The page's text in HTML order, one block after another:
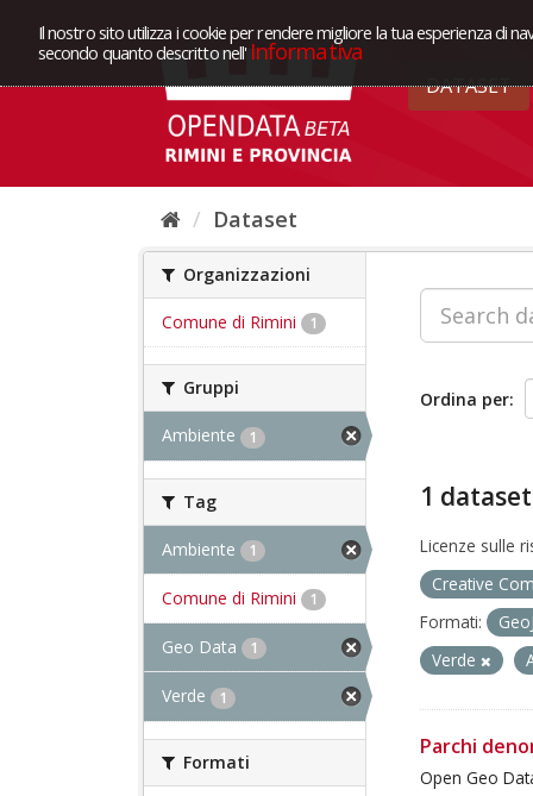
Il nostro sito utilizza i cookie per rendere migliore la tua esperienza di
secondo quanto descritto nell' Informativa
DATASET
Dataset
Organizzazioni
Comune di Rimini 1
Gruppi
Ambiente 1
Tag
Ambiente 1
Comune di Rimini 1
Geo Data 1
Verde 1
Formati
Ordina per
1
Licenze sulle
Creative
Formati:
Verde
Parchi
Open Geo